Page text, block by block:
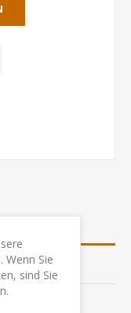
Wenn Sie
sind Sie